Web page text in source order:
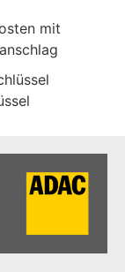
mit